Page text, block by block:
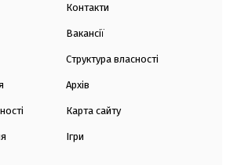
Контакти
Вакансії
Структура власності
Архів
Карта сайту
Ігри